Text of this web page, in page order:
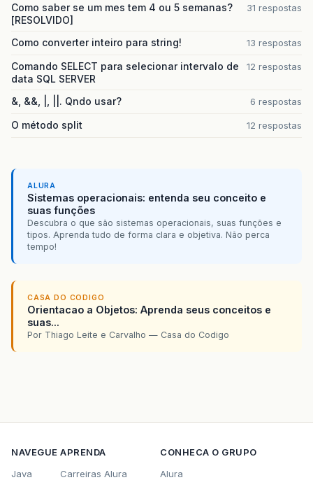
Como saber se um mes tem 4 ou 5 semanas?
[RESOLVIDO]
31 respostas
Como converter inteiro para string! 13 respostas
Comando SELECT para selecionar intervalo de
data SQL SERVER
12 respostas
&, &&, |, ||. Qndo usar? 6 respostas
O método split 12 respostas
ALURA
Sistemas operacionais: entenda seu conceito e
suas funções
Descubra o que são sistemas operacionais, suas funções e
tipos. Aprenda tudo de forma clara e objetiva. Não perca
tempo!
CASA DO CODIGO
Orientacao a Objetos: Aprenda seus conceitos e
suas...
Por Thiago Leite e Carvalho — Casa do Codigo
NAVEGUE
Java
APRENDA
Carreiras Alura
CONHECA O GRUPO
Alura